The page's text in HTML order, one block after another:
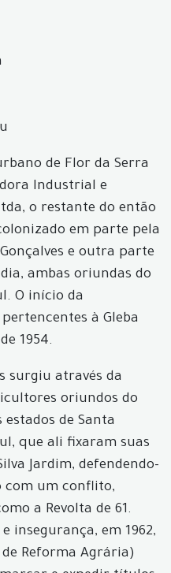
de Flor da Serra
Industrial e
o restante do então
em parte pela
e outra parte
ambas oriundas do
O início da
à Gleba
1954.
surgiu através da
oriundos do
estados de Santa
que ali fixaram suas
Jardim, defendendo-
com um conflito,
a Revolta de 61.
insegurança, em 1962,
Reforma Agrária)